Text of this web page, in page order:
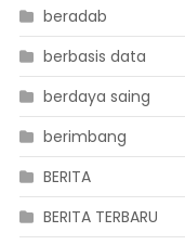
beradab
berbasis data
berdaya saing
berimbang
BERITA
BERITA TERBARU